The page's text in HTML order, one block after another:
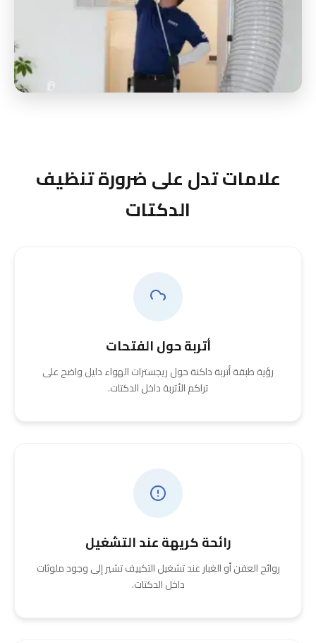
علامات تدل على ضرورة تنظيف
الدكتات
أتربة حول الفتحات
رؤية طبقة أتربة داكنة حول ريجسترات الهواء دليل واضح على
تراكم الأتربة داخل الدكتات.
رائحة كريهة عند التشغيل
روائح العفن أو الغبار عند تشغيل التكييف تشير إلى وجود ملوثات
داخل الدكتات.